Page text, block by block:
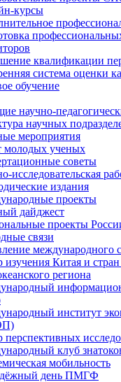
курсы
квалификации
система оценки
обучение
научно-
научных
мероприятия
молодых ученых
советы
исследовательская
издания
проекты
дайджест
проекты
связи
международного
изучения Китая и
региона
институт
перспективных
клуб
мобильность
день ПМГФ